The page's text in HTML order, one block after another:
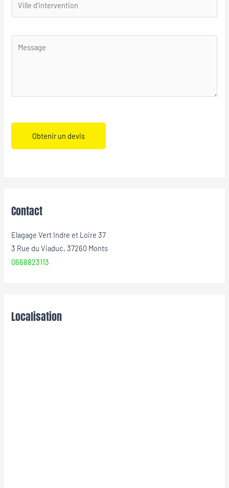
Obtenir un devis
Contact
Elagage Vert Indre et Loire 37
3 Rue du Viaduc, 37260 Monts
0668823113
Localisation